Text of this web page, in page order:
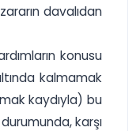
davalıdan
konusu
kalmamak
kaydıyla) bu
karşı